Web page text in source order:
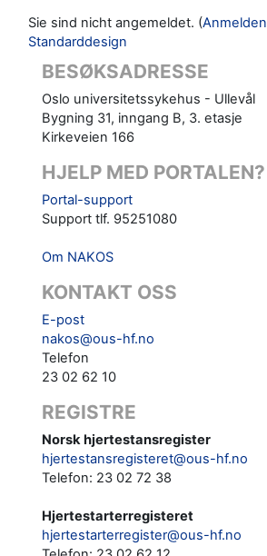
Sie sind nicht angemeldet. (Anmelden
Standarddesign
BESØKSADRESSE
Oslo universitetssykehus - Ullevål
Bygning 31, inngang B, 3. etasje
Kirkeveien 166
HJELP MED PORTALEN?
Portal-support
Support tlf. 95251080
Om NAKOS
KONTAKT OSS
E-post
nakos@ous-hf.no
Telefon
23 02 62 10
REGISTRE
Norsk hjertestansregister
hjertestansregisteret@ous-hf.no
Telefon: 23 02 72 38
Hjertestarterregisteret
hjertestarterregister@ous-hf.no